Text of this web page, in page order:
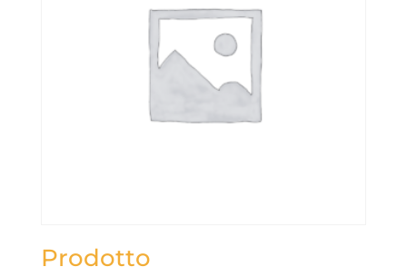
Prodotto